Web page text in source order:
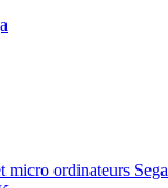
ordinateurs Sega